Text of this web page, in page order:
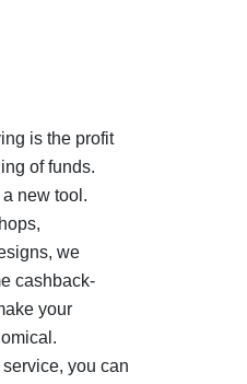
is the profit
of funds.
a new tool.
we
cashback-
your
you can